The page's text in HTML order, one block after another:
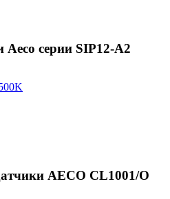
серии SIP12-A2
AECO CL1001/O